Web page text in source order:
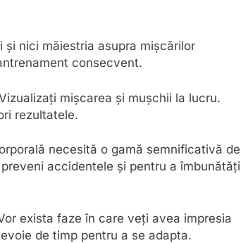
nici măiestria asupra mișcărilor
consecvent.
mișcarea și mușchii la lucru.
rezultatele.
necesită o gamă semnificativă de
accidentele și pentru a îmbunătăți
exista faze în care veți avea impresia
de timp pentru a se adapta.